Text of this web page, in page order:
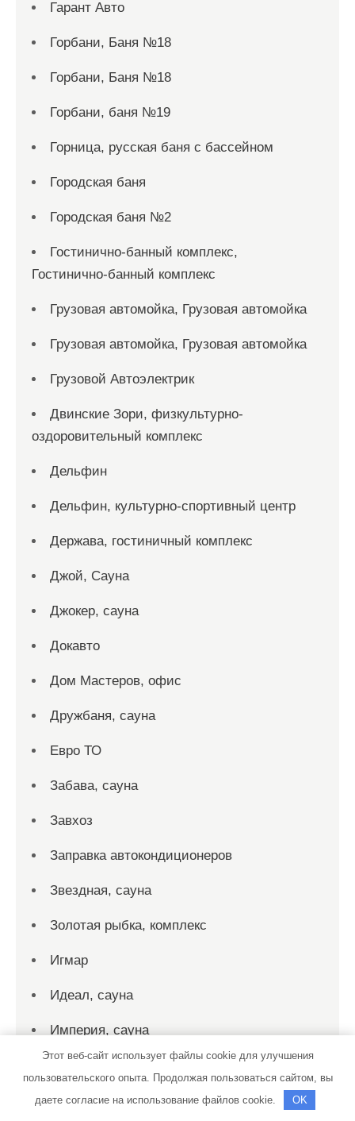
Гарант Авто
Горбани, Баня №18
Горбани, Баня №18
Горбани, баня №19
Горница, русская баня с бассейном
Городская баня
Городская баня №2
Гостинично-банный комплекс,
Гостинично-банный комплекс
Грузовая автомойка, Грузовая автомойка
Грузовая автомойка, Грузовая автомойка
Грузовой Автоэлектрик
Двинские Зори, физкультурно-
оздоровительный комплекс
Дельфин
Дельфин, культурно-спортивный центр
Держава, гостиничный комплекс
Джой, Сауна
Джокер, сауна
Докавто
Дом Мастеров, офис
Дружбаня, сауна
Евро ТО
Забава, сауна
Завхоз
Заправка автокондиционеров
Звездная, сауна
Золотая рыбка, комплекс
Игмар
Идеал, сауна
Империя, сауна
Ист-хаус, гостиничный комплекс
Калейдоскоп дверей, магазин
Этот веб-сайт использует файлы cookie для улучшения
пользовательского опыта. Продолжая пользоваться сайтом, вы
даете согласие на использование файлов cookie.
OK